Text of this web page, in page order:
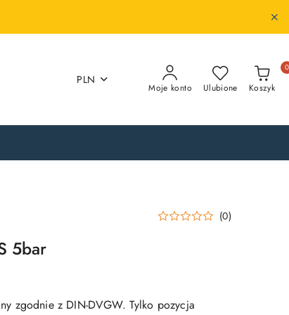
PLN
Moje konto Ulubione Koszyk
0
(0)
5bar
zgodnie z DIN-DVGW. Tylko pozycja